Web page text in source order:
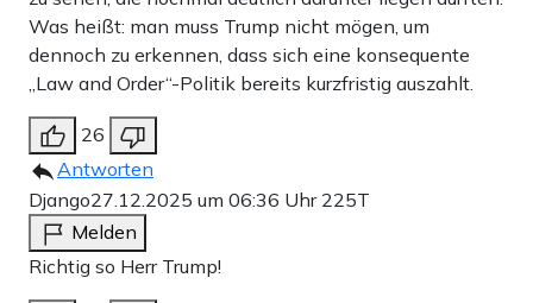
Was heißt: man muss Trump nicht mögen, um
dennoch zu erkennen, dass sich eine konsequente
„Law and Order“-Politik bereits kurzfristig auszahlt.
26
Antworten
Django27.12.2025 um 06:36 Uhr 225T
Melden
Richtig so Herr Trump!